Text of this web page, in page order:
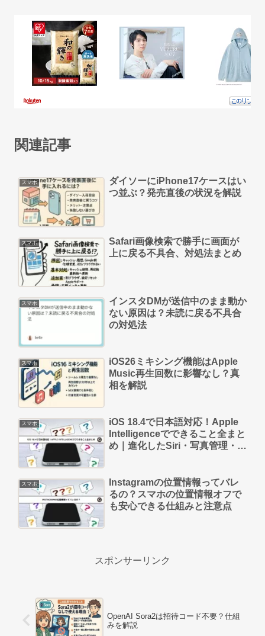
関連記事
スマホ
ダイソーにiPhone17ケースはい
つ並ぶ？発売直後の状況を解説
スマホ
Safari画像検索で勝手に画面が
上に戻る不具合、対処法まとめ
スマホ
インスタDMが送信中のまま動か
ない原因は？未読に戻る不具合
の対処法
スマホ
iOS26ミキシング機能はApple
Music再生回数に影響なし？真
相を解説
スマホ
iOS 18.4で日本語対応！Apple
Intelligenceでできること全まと
め｜進化したSiri・写真管理・文
スマホ
Instagramの位置情報ってバレ
るの？スマホの位置情報オフで
も安心できる仕組みと注意点
スポンサーリンク
OpenAI Sora2は招待コード不要？仕組
みを解説